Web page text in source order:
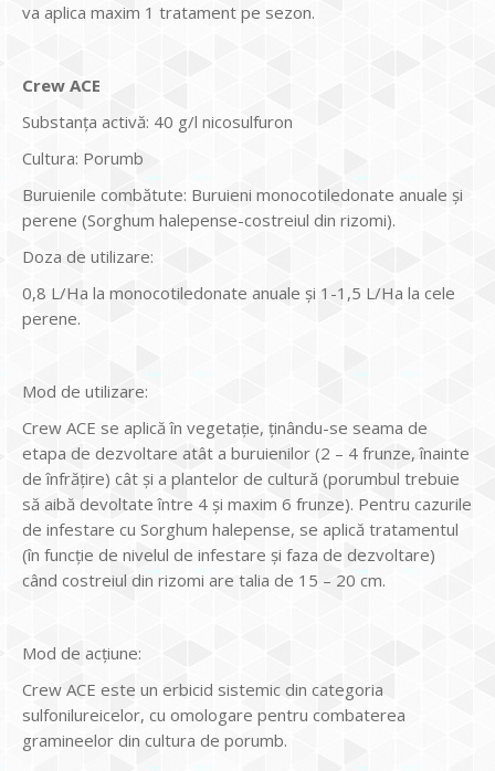
va aplica maxim 1 tratament pe sezon.
Crew ACE
Substanţa activă: 40 g/l nicosulfuron
Cultura: Porumb
Buruienile combătute: Buruieni monocotiledonate anuale şi
perene (Sorghum halepense-costreiul din rizomi).
Doza de utilizare:
0,8 L/Ha la monocotiledonate anuale şi 1-1,5 L/Ha la cele
perene.
Mod de utilizare:
Crew ACE se aplică în vegetaţie, ţinându-se seama de
etapa de dezvoltare atât a buruienilor (2 – 4 frunze, înainte
de înfrăţire) cât şi a plantelor de cultură (porumbul trebuie
să aibă devoltate între 4 şi maxim 6 frunze). Pentru cazurile
de infestare cu Sorghum halepense, se aplică tratamentul
(în funcţie de nivelul de infestare şi faza de dezvoltare)
când costreiul din rizomi are talia de 15 – 20 cm.
Mod de acţiune:
Crew ACE este un erbicid sistemic din categoria
sulfonilureicelor, cu omologare pentru combaterea
gramineelor din cultura de porumb.